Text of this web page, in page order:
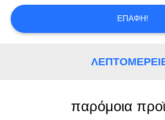
ΠΕΡΙΠΤΏΣΕΙΣ
PRIVACY
ΕΠΑΦΉ!
παρόμοια